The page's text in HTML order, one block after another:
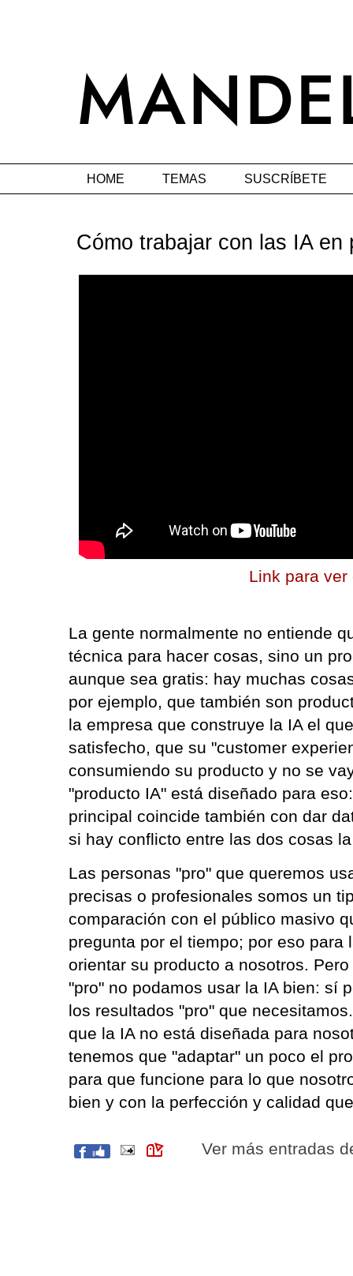
HOME TEMAS SUSCRÍBETE
Cómo trabajar con las IA en
Link para
La gente normalmente no entiende
técnica para hacer cosas, sino un
aunque sea gratis: hay muchas
por ejemplo, que también son
la empresa que construye la IA el
satisfecho, que su "customer
consumiendo su producto y no se
"producto IA" está diseñado para
principal coincide también con dar
si hay conflicto entre las dos cosas
Las personas "pro" que queremos
precisas o profesionales somos un
comparación con el público masivo
pregunta por el tiempo; por eso para
orientar su producto a nosotros.
"pro" no podamos usar la IA bien: sí
los resultados "pro" que
que la IA no está diseñada para
tenemos que "adaptar" un poco el
para que funcione para lo que
bien y con la perfección y calidad
Ver más entradas